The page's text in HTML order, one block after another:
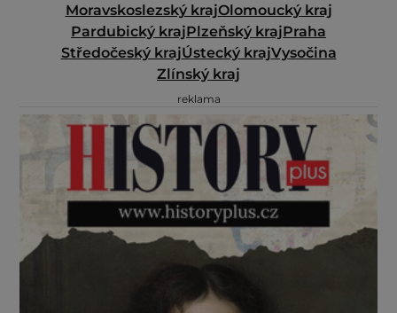
Moravskoslezský krajOlomoucký kraj
Pardubický krajPlzeňský krajPraha
Středočeský krajÚstecký krajVysočina
Zlínský kraj
reklama